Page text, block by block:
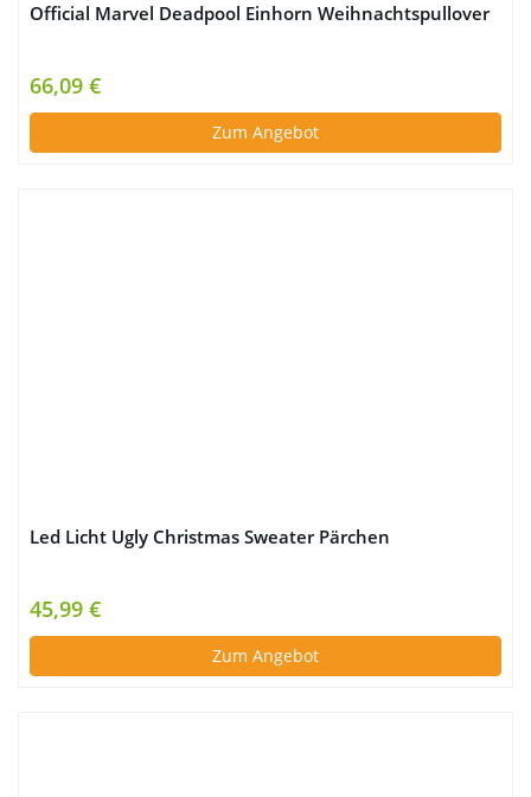
Official Marvel Deadpool Einhorn Weihnachtspullover
66,09 €
Zum Angebot
Led Licht Ugly Christmas Sweater Pärchen
45,99 €
Zum Angebot